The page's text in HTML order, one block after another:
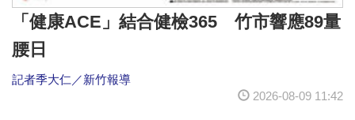
「健康ACE」結合健檢365 竹市響應89量
腰日
記者季大仁／新竹報導
2026-08-09 11:42